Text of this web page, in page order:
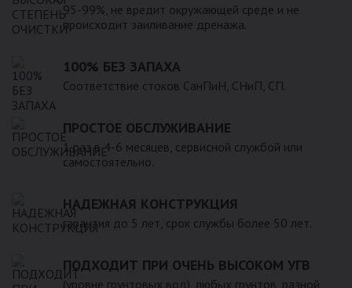
95-99%, не вредит окружающей среде и не
происходит заиливание дренажа.
100% БЕЗ ЗАПАХА
Соответствие стоков СанПиН, СНиП, СП.
ПРОСТОЕ ОБСЛУЖИВАНИЕ
1 раз в 4-6 месяцев, сервисной службой или
самостоятельно.
НАДЕЖНАЯ КОНСТРУКЦИЯ
гарантия до 5 лет, срок службы более 50 лет.
ПОДХОДИТ ПРИ ОЧЕНЬ ВЫСОКОМ УГВ
(уровне грунтовых вод), любых грунтов, разной